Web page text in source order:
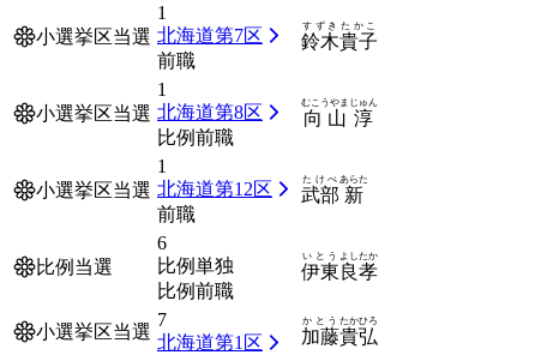
小選挙区当選
1
北海道第7区
前職
鈴木
すずき
貴子
たかこ
小選挙区当選
1
北海道第8区
比例前職
向山
むこうやま
淳
じゅん
小選挙区当選
1
北海道第12区
前職
武部
たけべ
新
あらた
比例当選
6
比例単独
比例前職
伊東
いとう
良孝
よしたか
小選挙区当選
7
北海道第1区
加藤
かとう
貴弘
たかひろ